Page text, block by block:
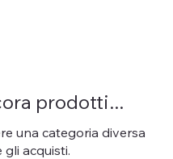
prodotti...
una categoria diversa
acquisti.